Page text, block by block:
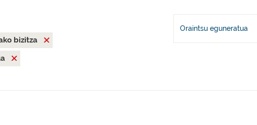
bizitza
Oraintsu eguneratua